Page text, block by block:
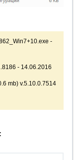
-
- 14.06.2016
mb) v.5.10.0.7514